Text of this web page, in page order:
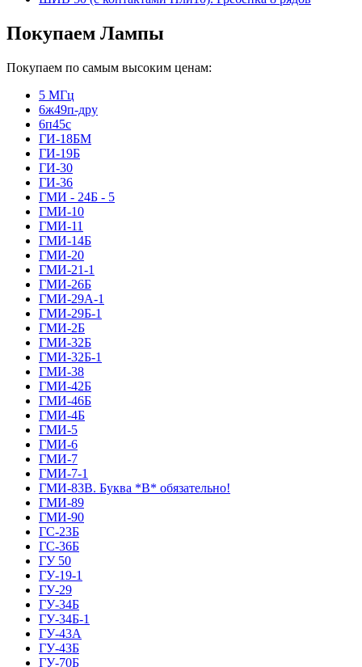
Покупаем Лампы
Покупаем по самым высоким ценам:
5 МГц
6ж49п-дру
6п45с
ГИ-18БМ
ГИ-19Б
ГИ-30
ГИ-36
ГМИ - 24Б - 5
ГМИ-10
ГМИ-11
ГМИ-14Б
ГМИ-20
ГМИ-21-1
ГМИ-26Б
ГМИ-29А-1
ГМИ-29Б-1
ГМИ-2Б
ГМИ-32Б
ГМИ-32Б-1
ГМИ-38
ГМИ-42Б
ГМИ-46Б
ГМИ-4Б
ГМИ-5
ГМИ-6
ГМИ-7
ГМИ-7-1
ГМИ-83В. Буква *В* обязательно!
ГМИ-89
ГМИ-90
ГС-23Б
ГС-36Б
ГУ 50
ГУ-19-1
ГУ-29
ГУ-34Б
ГУ-34Б-1
ГУ-43А
ГУ-43Б
ГУ-70Б